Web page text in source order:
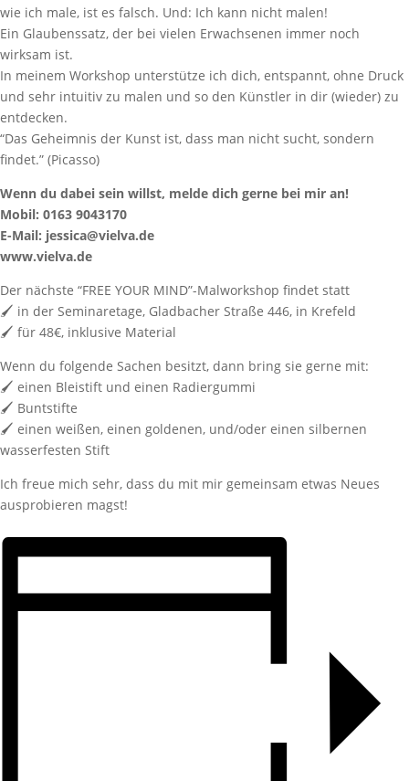
wie ich male, ist es falsch. Und: Ich kann nicht malen!
Ein Glaubenssatz, der bei vielen Erwachsenen immer noch
wirksam ist.
In meinem Workshop unterstütze ich dich, entspannt, ohne Druck
und sehr intuitiv zu malen und so den Künstler in dir (wieder) zu
entdecken.
“Das Geheimnis der Kunst ist, dass man nicht sucht, sondern
findet.” (Picasso)
Wenn du dabei sein willst, melde dich gerne bei mir an!
Mobil: 0163 9043170
E-Mail: jessica@vielva.de
www.vielva.de
Der nächste “FREE YOUR MIND”-Malworkshop findet statt
🖌️ in der Seminaretage, Gladbacher Straße 446, in Krefeld
🖌️ für 48€, inklusive Material
Wenn du folgende Sachen besitzt, dann bring sie gerne mit:
🖌️ einen Bleistift und einen Radiergummi
🖌️ Buntstifte
🖌️ einen weißen, einen goldenen, und/oder einen silbernen
wasserfesten Stift
Ich freue mich sehr, dass du mit mir gemeinsam etwas Neues
ausprobieren magst!